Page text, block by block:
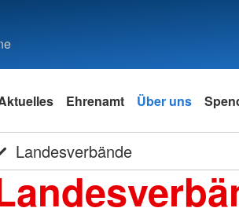
Ehrenamt Über uns
Landesverbände